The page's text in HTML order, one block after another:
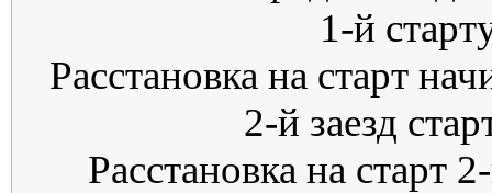
1-й
Расстановка на старт
2-й заезд
Расстановка на старт